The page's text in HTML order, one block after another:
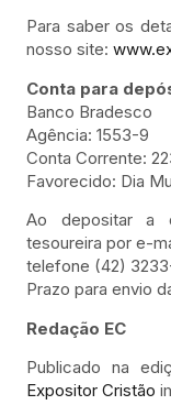
Para saber os
nosso site:
Conta para
Banco Bradesco
Agência: 1553-9
Conta Corrente:
Favorecido: Dia
Ao depositar a
tesoureira por e-
telefone (42)
Prazo para envio
Redação EC
Publicado na
Expositor Cristão